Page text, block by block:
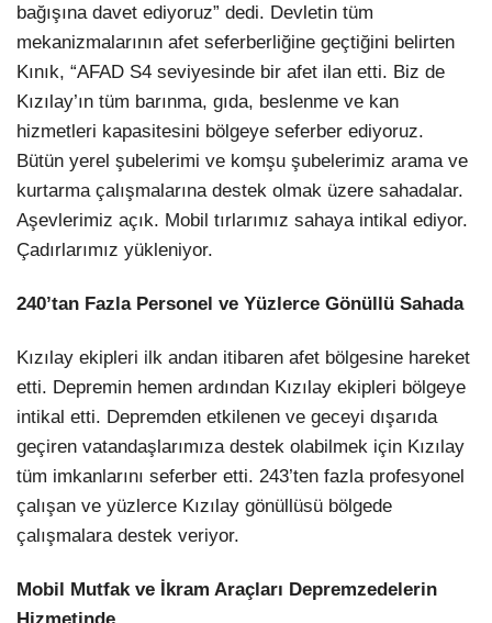
bağışına davet ediyoruz” dedi. Devletin tüm
mekanizmalarının afet seferberliğine geçtiğini belirten
Kınık, “AFAD S4 seviyesinde bir afet ilan etti. Biz de
Kızılay’ın tüm barınma, gıda, beslenme ve kan
hizmetleri kapasitesini bölgeye seferber ediyoruz.
Bütün yerel şubelerimi ve komşu şubelerimiz arama ve
kurtarma çalışmalarına destek olmak üzere sahadalar.
Aşevlerimiz açık. Mobil tırlarımız sahaya intikal ediyor.
Çadırlarımız yükleniyor.
240’tan Fazla Personel ve Yüzlerce Gönüllü Sahada
Kızılay ekipleri ilk andan itibaren afet bölgesine hareket
etti. Depremin hemen ardından Kızılay ekipleri bölgeye
intikal etti. Depremden etkilenen ve geceyi dışarıda
geçiren vatandaşlarımıza destek olabilmek için Kızılay
tüm imkanlarını seferber etti. 243’ten fazla profesyonel
çalışan ve yüzlerce Kızılay gönüllüsü bölgede
çalışmalara destek veriyor.
Mobil Mutfak ve İkram Araçları Depremzedelerin